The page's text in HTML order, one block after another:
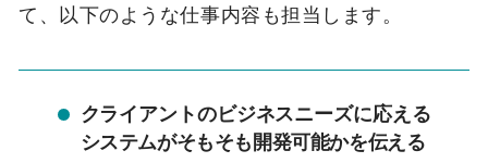
て、以下のような仕事内容も担当します。
クライアントのビジネスニーズに応える
システムがそもそも開発可能かを伝える